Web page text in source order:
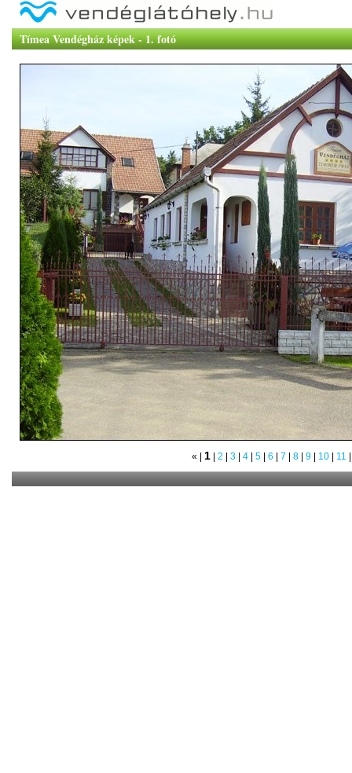
Tímea Vendégház képek - 1. fotó
« 1| 2 3| 4| 5| 6 7 8| 9| 10| 11